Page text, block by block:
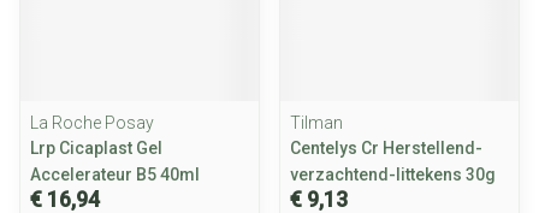
La Roche Posay
Lrp Cicaplast Gel
Accelerateur B5 40ml
€ 16,94
Tilman
Centelys Cr Herstellend-
verzachtend-littekens 30g
€ 9,13